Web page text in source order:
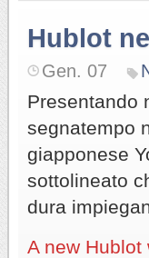
Hublot
Gen. 07
Presentando
segnatempo
giapponese
sottolineato
dura
A new